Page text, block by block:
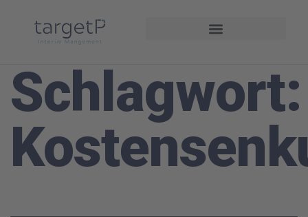
Schlagwort: